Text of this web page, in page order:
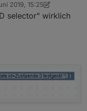
2019, 15:25
padrino
selector" wirklich